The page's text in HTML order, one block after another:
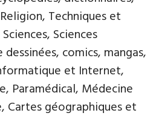
Techniques et
Sciences
comics, mangas,
et Internet,
Paramédical, Médecine
Cartes géographiques et